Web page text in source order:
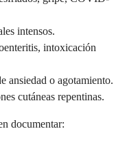
intensos.
intoxicación
ansiedad o agotamiento.
cutáneas repentinas.
documentar: